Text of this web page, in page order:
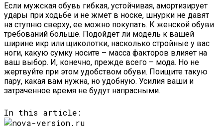
Если мужская обувь гибкая, устойчивая, амортизирует
удары при ходьбе и не жмет в носке, шнурки не давят
на ступню сверху, ее можно покупать. К женской обуви
требований больше. Подойдет ли модель к вашей
ширине икр или щиколотки, насколько стройные у вас
ноги, какую сумку носите – масса факторов влияет на
ваш выбор. И, конечно, прежде всего – мода. Но не
жертвуйте при этом удобством обуви. Поищите такую
пару, какая вам нужна, но удобную. Усилия ваши и
затраченное время не будут напрасными.
In this article: